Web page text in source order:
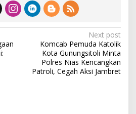
Next post
Komcab Pemuda Katolik
Kota Gunungsitoli Minta
Polres Nias Kencangkan
Patroli, Cegah Aksi Jambret